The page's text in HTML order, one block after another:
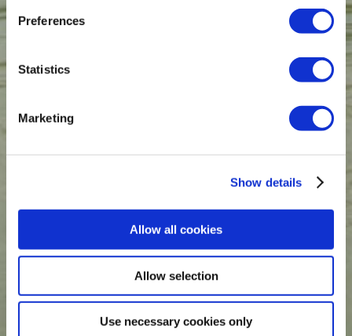
Preferences
Statistics
Marketing
Show details
Allow all cookies
Allow selection
Use necessary cookies only